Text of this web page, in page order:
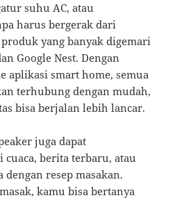
suhu AC, atau
harus bergerak dari
yang banyak digemari
Google Nest. Dengan
aplikasi smart home, semua
terhubung dengan mudah,
bisa berjalan lebih lancar.
juga dapat
berita terbaru, atau
resep masakan.
kamu bisa bertanya